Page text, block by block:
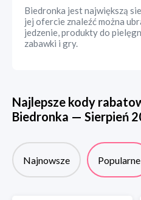
Biedronka jest największą
jej ofercie znaleźć można
jedzenie, produkty do
zabawki i gry.
Najlepsze kody
Biedronka — Sierpień
Najnowsze Popularne